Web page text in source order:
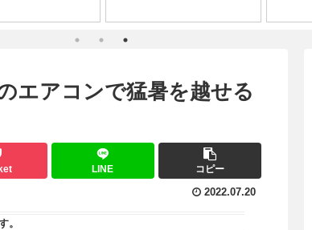
届きました
エアコンで猛暑を越せる
LINE コピー
2022.07.20
。